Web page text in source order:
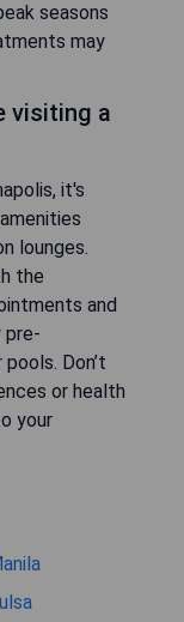
seasons
may
visiting a
it's
lounges.
the
and
pre-
Don’t
or health
your